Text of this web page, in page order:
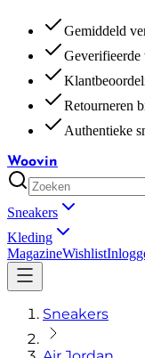
Gemiddeld
Geverifieerde
Retourneren
Authentieke
Woovin
Sneakers
Kleding
MagazineWishlist
Sneakers